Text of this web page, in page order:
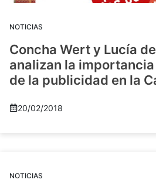
NOTICIAS
Concha Wert y Lucía
analizan la
de la publicidad en la
20/02/2018
NOTICIAS